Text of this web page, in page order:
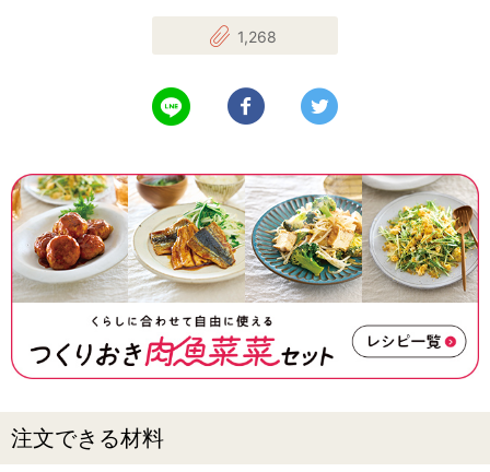
1,268
LINEで送る Facebookでシェアする
注文できる材料